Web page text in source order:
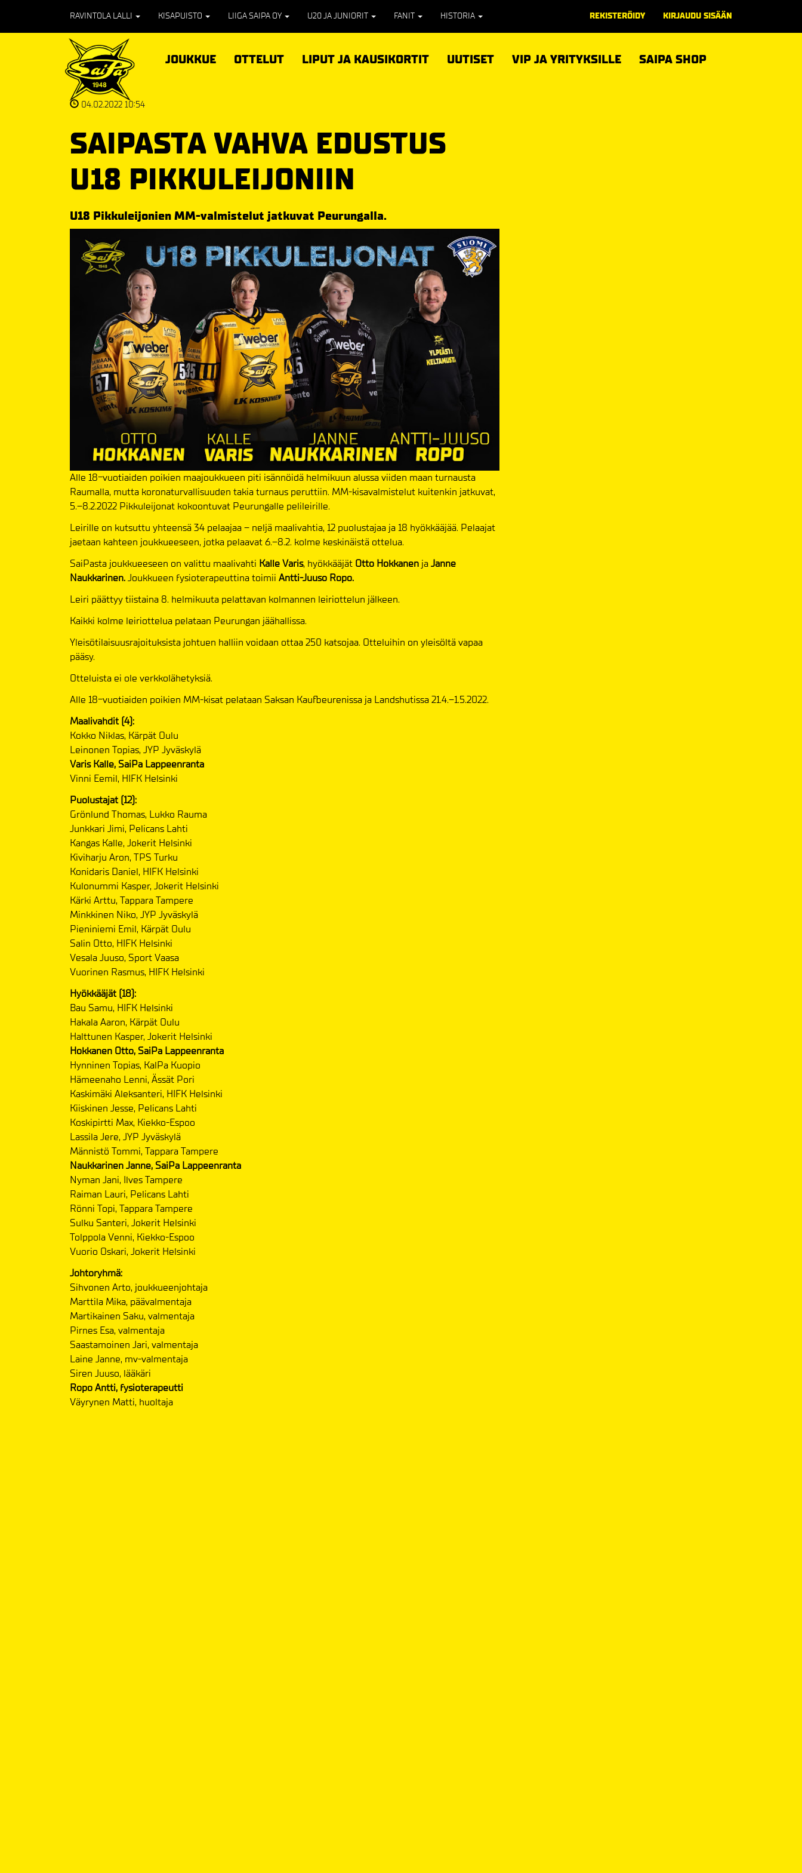
RAVINTOLA LALLI KISAPUISTO LIIGA SAIPA OY U20 JA JUNIORIT FANIT HISTORIA REKISTERÖIDY KIRJAUDU SISÄÄN
JOUKKUE OTTELUT LIPUT JA KAUSIKORTIT UUTISET VIP JA YRITYKSILLE SAIPA SHOP
04.02.2022 10:54
SAIPASTA VAHVA EDUSTUS
U18 PIKKULEIJONIIN
U18 Pikkuleijonien MM-valmistelut jatkuvat Peurungalla.
Alle 18-vuotiaiden poikien maajoukkueen piti isännöidä helmikuun alussa viiden maan turnausta
Raumalla, mutta koronaturvallisuuden takia turnaus peruttiin. MM-kisavalmistelut kuitenkin jatkuvat,
5.–8.2.2022 Pikkuleijonat kokoontuvat Peurungalle pelileirille.
Leirille on kutsuttu yhteensä 34 pelaajaa – neljä maalivahtia, 12 puolustajaa ja 18 hyökkääjää. Pelaajat
jaetaan kahteen joukkueeseen, jotka pelaavat 6.–8.2. kolme keskinäistä ottelua.
SaiPasta joukkueeseen on valittu maalivahti Kalle Varis, hyökkääjät Otto Hokkanen jaJanne
Naukkarinen.Joukkueen fysioterapeuttina toimii Antti-Juuso Ropo.
Leiri päättyy tiistaina 8. helmikuuta pelattavan kolmannen leiriottelun jälkeen.
Kaikki kolme leiriottelua pelataan Peurungan jäähallissa.
Yleisötilaisuusrajoituksista johtuen halliin voidaan ottaa 250 katsojaa. Otteluihin on yleisöltä vapaa
pääsy.
Otteluista ei ole verkkolähetyksiä.
Alle 18-vuotiaiden poikien MM-kisat pelataan Saksan Kaufbeurenissa ja Landshutissa 21.4.–1.5.2022.
Maalivahdit (4):
Kokko Niklas, Kärpät Oulu
Leinonen Topias, JYP Jyväskylä
Varis Kalle, SaiPa Lappeenranta
Vinni Eemil, HIFK Helsinki
Puolustajat (12):
Grönlund Thomas, Lukko Rauma
Junkkari Jimi, Pelicans Lahti
Kangas Kalle, Jokerit Helsinki
Kiviharju Aron, TPS Turku
Konidaris Daniel, HIFK Helsinki
Kulonummi Kasper, Jokerit Helsinki
Kärki Arttu, Tappara Tampere
Minkkinen Niko, JYP Jyväskylä
Pieniniemi Emil, Kärpät Oulu
Salin Otto, HIFK Helsinki
Vesala Juuso, Sport Vaasa
Vuorinen Rasmus, HIFK Helsinki
Hyökkääjät (18):
Bau Samu, HIFK Helsinki
Hakala Aaron, Kärpät Oulu
Halttunen Kasper, Jokerit Helsinki
Hokkanen Otto, SaiPa Lappeenranta
Hynninen Topias, KalPa Kuopio
Hämeenaho Lenni, Ässät Pori
Kaskimäki Aleksanteri, HIFK Helsinki
Kiiskinen Jesse, Pelicans Lahti
Koskipirtti Max, Kiekko-Espoo
Lassila Jere, JYP Jyväskylä
Männistö Tommi, Tappara Tampere
Naukkarinen Janne, SaiPa Lappeenranta
Nyman Jani, Ilves Tampere
Raiman Lauri, Pelicans Lahti
Rönni Topi, Tappara Tampere
Sulku Santeri, Jokerit Helsinki
Tolppola Venni, Kiekko-Espoo
Vuorio Oskari, Jokerit Helsinki
Johtoryhmä:
Sihvonen Arto, joukkueenjohtaja
Marttila Mika, päävalmentaja
Martikainen Saku, valmentaja
Pirnes Esa, valmentaja
Saastamoinen Jari, valmentaja
Laine Janne, mv-valmentaja
Siren Juuso, lääkäri
Ropo Antti, fysioterapeutti
Väyrynen Matti, huoltaja